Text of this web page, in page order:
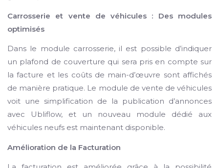
Carrosserie et vente de véhicules : Des modules
optimisés
Dans le module carrosserie, il est possible d’indiquer
un plafond de couverture qui sera pris en compte sur
la facture et les coûts de main-d’œuvre sont affichés
de manière pratique. Le module de vente de véhicules
voit une simplification de la publication d’annonces
avec Ubliflow, et un nouveau module dédié aux
véhicules neufs est maintenant disponible.
Amélioration de la Facturation